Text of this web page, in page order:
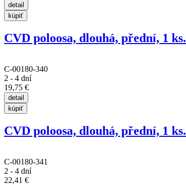
CVD poloosa, dlouhá, přední, 1 ks.
C-00180-340
2 - 4 dní
19,75 €
CVD poloosa, dlouhá, přední, 1 ks.
C-00180-341
2 - 4 dní
22,41 €